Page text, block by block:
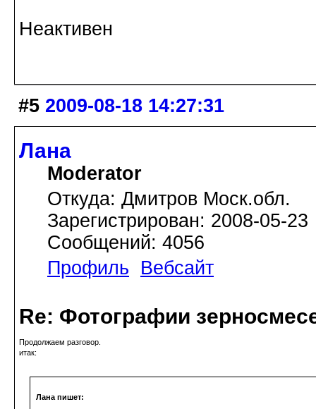
Неактивен
#5 2009-08-18 14:27:31
Лана
Moderator
Откуда: Дмитров Моск.обл.
Зарегистрирован: 2008-05-23
Сообщений: 4056
Профиль
Вебсайт
Re: Фотографии
Продолжаем разговор.
итак:
Лана пишет: